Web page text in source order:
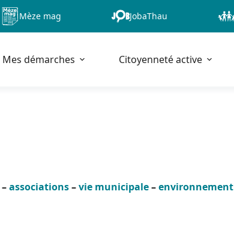
Mèze mag JobaThau
Mes démarches Citoyenneté active
–associations–vie municipale–environnement